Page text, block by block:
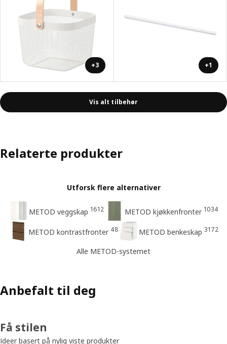
+3 +1
Vis alt tilbehør
Relaterte produkter
Utforsk flere alternativer
METOD veggskap 1612 METOD kjøkkenfronter 1034
METOD kontrastfronter 48 METOD benkeskap 3172
Alle METOD-systemet
Anbefalt til deg
Få stilen
Ideer basert på nylig viste produkter